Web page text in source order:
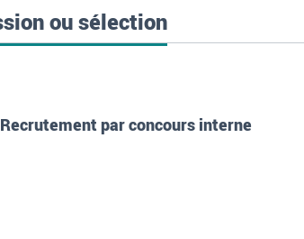
ou sélection
Recrutement par concours interne